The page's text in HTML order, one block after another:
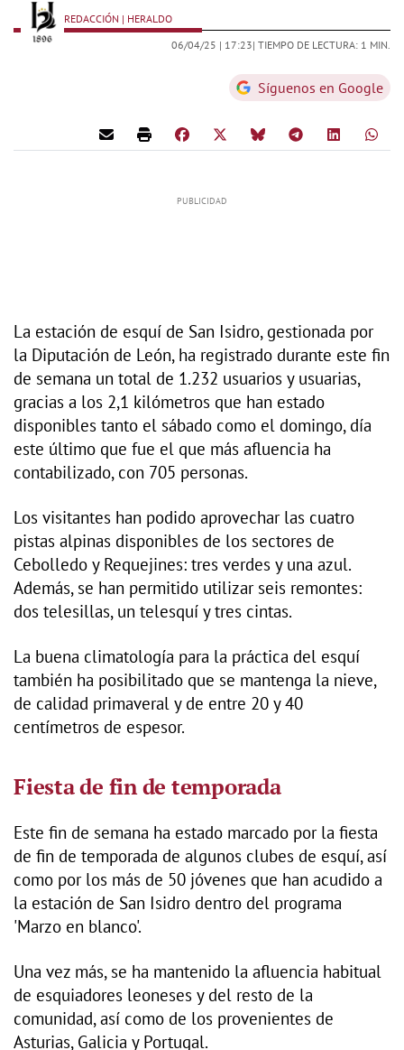
REDACCIÓN | HERALDO
06/04/25 | 17:23| TIEMPO DE LECTURA: 1 MIN.
Síguenos en Google
La estación de esquí de San Isidro, gestionada por
la Diputación de León, ha registrado durante este fin
de semana un total de 1.232 usuarios y usuarias,
gracias a los 2,1 kilómetros que han estado
disponibles tanto el sábado como el domingo, día
este último que fue el que más afluencia ha
contabilizado, con 705 personas.
Los visitantes han podido aprovechar las cuatro
pistas alpinas disponibles de los sectores de
Cebolledo y Requejines: tres verdes y una azul.
Además, se han permitido utilizar seis remontes:
dos telesillas, un telesquí y tres cintas.
La buena climatología para la práctica del esquí
también ha posibilitado que se mantenga la nieve,
de calidad primaveral y de entre 20 y 40
centímetros de espesor.
Fiesta de fin de temporada
Este fin de semana ha estado marcado por la fiesta
de fin de temporada de algunos clubes de esquí, así
como por los más de 50 jóvenes que han acudido a
la estación de San Isidro dentro del programa
'Marzo en blanco'.
Una vez más, se ha mantenido la afluencia habitual
de esquiadores leoneses y del resto de la
comunidad, así como de los provenientes de
Asturias, Galicia y Portugal.